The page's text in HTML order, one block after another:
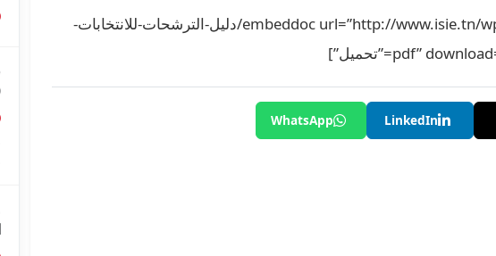
[embeddoc url=”http://www.isie.tn/wp-content/uploads/2024/07/دليل-الترشحات-للانتخابات-
LinkedIn
WhatsApp